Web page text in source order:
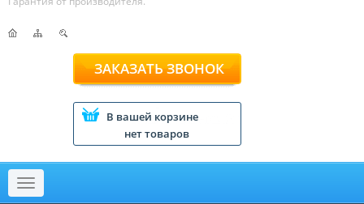
ЗАКАЗАТЬ ЗВОНОК
В вашей корзине
нет товаров
Меню